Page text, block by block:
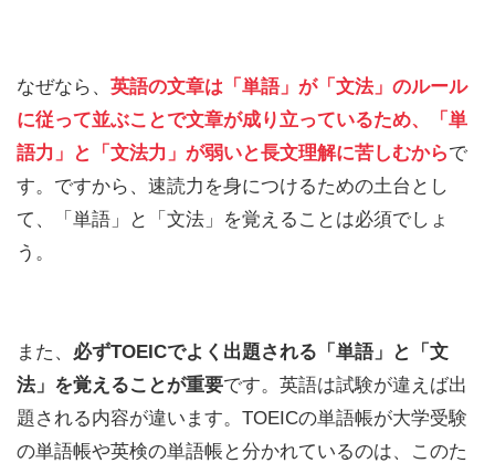
なぜなら、 英語の文章は「単語」が「文法」のルール
に従って並ぶことで文章が成り立っているため、「単
語力」と「文法力」が弱いと長文理解に苦しむからで
す。ですから、速読力を身につけるための土台とし
て、「単語」と「文法」を覚えることは必須でしょ
う。
また、 必ずTOEICでよく出題される「単語」と「文
法」を覚えることが重要です。英語は試験が違えば出
題される内容が違います。TOEICの単語帳が大学受験
の単語帳や英検の単語帳と分かれているのは、このた